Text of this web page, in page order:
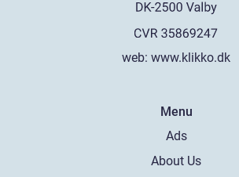
web: www.klikko.dk
Menu
Ads
About Us